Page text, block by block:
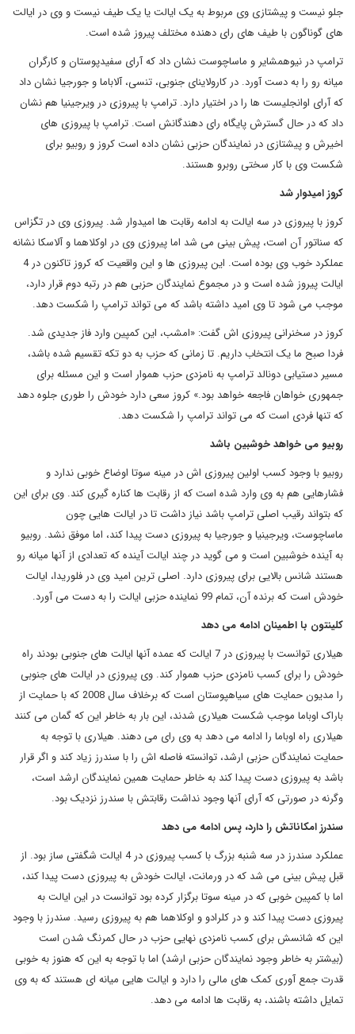
جلو نیست و پیشتازی وی مربوط به یک ایالت یا یک طیف نیست و وی در ایالت
های گوناگون با طیف های رای دهنده مختلف پیروز شده است.
ترامپ در نیوهمشایر و ماساچوست نشان داد که آرای سفیدپوستان و کارگران
میانه رو را به دست آورد. در کارولاینای جنوبی، تنسی، آلاباما و جورجیا نشان داد
که آرای اوانجلیست ها را در اختیار دارد. ترامپ با پیروزی در ویرجینیا هم نشان
داد که در حال گسترش پایگاه رای دهندگانش است. ترامپ با پیروزی های
اخیرش و پیشتازی در نمایندگان حزبی نشان داده است کروز و روبیو برای
شکست وی با کار سختی روبرو هستند.
کروز امیدوار شد
کروز با پیروزی در سه ایالت به ادامه رقابت ها امیدوار شد. پیروزی وی در تگزاس
که سناتور آن است، پیش بینی می شد اما پیروزی وی در اوکلاهما و آلاسکا نشانه
عملکرد خوب وی بوده است. این پیروزی ها و این واقعیت که کروز تاکنون در 4
ایالت پیروز شده است و در مجموع نمایندگان حزبی هم در رتبه دوم قرار دارد،
موجب می شود تا وی امید داشته باشد که می تواند ترامپ را شکست دهد.
کروز در سخنرانی پیروزی اش گفت: «امشب، این کمپین وارد فاز جدیدی شد.
فردا صبح ما یک انتخاب داریم. تا زمانی که حزب به دو تکه تقسیم شده باشد،
مسیر دستیابی دونالد ترامپ به نامزدی حزب هموار است و این مسئله برای
جمهوری خواهان فاجعه خواهد بود.» کروز سعی دارد خودش را طوری جلوه دهد
که تنها فردی است که می تواند ترامپ را شکست دهد.
روبیو می خواهد خوشبین باشد
روبیو با وجود کسب اولین پیروزی اش در مینه سوتا اوضاع خوبی ندارد و
فشارهایی هم به وی وارد شده است که از رقابت ها کناره گیری کند. وی برای این
که بتواند رقیب اصلی ترامپ باشد نیاز داشت تا در ایالت هایی چون
ماساچوست، ویرجینیا و جورجیا به پیروزی دست پیدا کند، اما موفق نشد. روبیو
به آینده خوشبین است و می گوید در چند ایالت آینده که تعدادی از آنها میانه رو
هستند شانس بالایی برای پیروزی دارد. اصلی ترین امید وی در فلوریدا، ایالت
خودش است که برنده آن، تمام 99 نماینده حزبی ایالت را به دست می آورد.
کلینتون با اطمینان ادامه می دهد
هیلاری توانست با پیروزی در 7 ایالت که عمده آنها ایالت های جنوبی بودند راه
خودش را برای کسب نامزدی حزب هموار کند. وی پیروزی در ایالت های جنوبی
را مدیون حمایت های سیاهپوستان است که برخلاف سال 2008 که با حمایت از
باراک اوباما موجب شکست هیلاری شدند، این بار به خاطر این که گمان می کنند
هیلاری راه اوباما را ادامه می دهد به وی رای می دهند. هیلاری با توجه به
حمایت نمایندگان حزبی ارشد، توانسته فاصله اش را با سندرز زیاد کند و اگر قرار
باشد به پیروزی دست پیدا کند به خاطر حمایت همین نمایندگان ارشد است،
وگرنه در صورتی که آرای آنها وجود نداشت رقابتش با سندرز نزدیک بود.
سندرز امکاناتش را دارد، پس ادامه می دهد
عملکرد سندرز در سه شنبه بزرگ با کسب پیروزی در 4 ایالت شگفتی ساز بود. از
قبل پیش بینی می شد که در ورمانت، ایالت خودش به پیروزی دست پیدا کند،
اما با کمپین خوبی که در مینه سوتا برگزار کرده بود توانست در این ایالت به
پیروزی دست پیدا کند و در کلرادو و اوکلاهما هم به پیروزی رسید. سندرز با وجود
این که شانسش برای کسب نامزدی نهایی حزب در حال کمرنگ شدن است
(بیشتر به خاطر وجود نمایندگان حزبی ارشد) اما با توجه به این که هنوز به خوبی
قدرت جمع آوری کمک های مالی را دارد و ایالت هایی میانه ای هستند که به وی
تمایل داشته باشند، به رقابت ها ادامه می دهد.